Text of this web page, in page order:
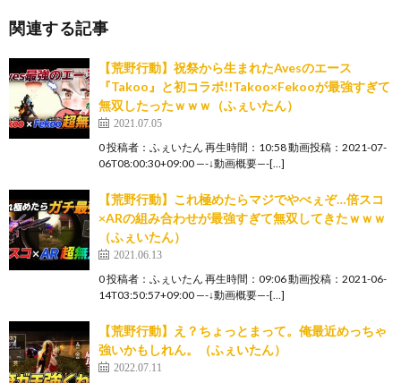
関連する記事
【荒野行動】祝祭から生まれたAvesのエース
『Takoo』と初コラボ!!Takoo×Fekooが最強すぎて
無双したったｗｗｗ（ふぇいたん）
2021.07.05
0 投稿者：ふぇいたん 再生時間：10:58 動画投稿：2021-07-
06T08:00:30+09:00 —-↓動画概要—-[…]
【荒野行動】これ極めたらマジでやべぇぞ…倍スコ
×ARの組み合わせが最強すぎて無双してきたｗｗｗ
（ふぇいたん）
2021.06.13
0 投稿者：ふぇいたん 再生時間：09:06 動画投稿：2021-06-
14T03:50:57+09:00 —-↓動画概要—-[…]
【荒野行動】え？ちょっとまって。俺最近めっちゃ
強いかもしれん。（ふぇいたん）
2022.07.11